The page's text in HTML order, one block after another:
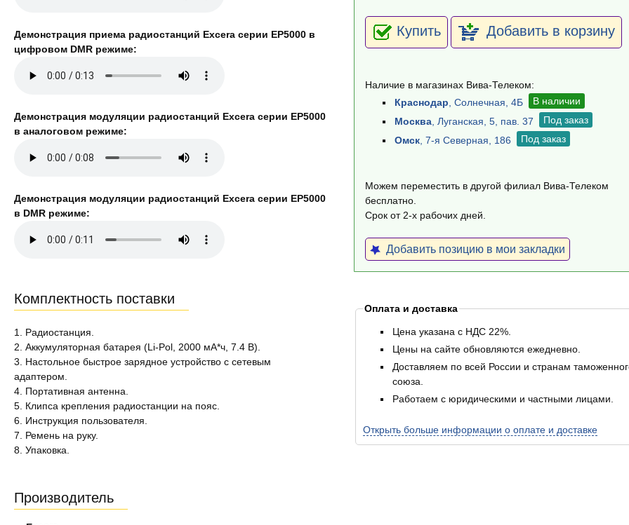
Купить Добавить в корзину
Наличие в магазинах Вива-Телеком:
Краснодар , Солнечная, 4Б
В наличии
Москва , Луганская, 5, пав. 37
Под заказ
Омск , 7-я Северная, 186 Под заказ
Можем переместить в другой филиал Вива-Телеком
бесплатно.
Срок от 2-х рабочих дней.
Добавить позицию в мои закладки
Оплата и доставка
Цена указана с НДС 22%.
Цены на сайте обновляются ежедневно.
Доставляем по всей России и странам
союза.
Работаем с юридическими и частными лицами.
Открыть больше информации о оплате и доставке
Демонстрация приема радиостанций Excera серии EP5000 в
цифровом DMR режиме:
Демонстрация модуляции радиостанций Excera серии EP5000
в аналоговом режиме:
Демонстрация модуляции радиостанций Excera серии EP5000
в DMR режиме:
Комплектность поставки
1. Радиостанция.
2. Аккумуляторная батарея (Li-Pol, 2000 мА*ч, 7.4 В).
3. Настольное быстрое зарядное устройство с сетевым
адаптером.
4. Портативная антенна.
5. Клипса крепления радиостанции на пояс.
6. Инструкция пользователя.
7. Ремень на руку.
8. Упаковка.
Производитель